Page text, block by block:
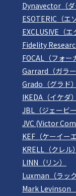
Dynavector（ダ
ESOTERIC（エ
EXCLUSIVE（エ
Fidelity
FOCAL（フォー
Garrard（ガラー
Grado（グラド）
IKEDA（イケダ）
JBL（ジェービー
JVC (Victor
KEF（ケーイーエ
KRELL（クレル）
LINN（リン）
Luxman（ラック
Mark Levinson